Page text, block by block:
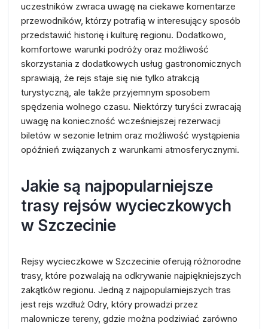
uczestników zwraca uwagę na ciekawe komentarze
przewodników, którzy potrafią w interesujący sposób
przedstawić historię i kulturę regionu. Dodatkowo,
komfortowe warunki podróży oraz możliwość
skorzystania z dodatkowych usług gastronomicznych
sprawiają, że rejs staje się nie tylko atrakcją
turystyczną, ale także przyjemnym sposobem
spędzenia wolnego czasu. Niektórzy turyści zwracają
uwagę na konieczność wcześniejszej rezerwacji
biletów w sezonie letnim oraz możliwość wystąpienia
opóźnień związanych z warunkami atmosferycznymi.
Jakie są najpopularniejsze
trasy rejsów wycieczkowych
w Szczecinie
Rejsy wycieczkowe w Szczecinie oferują różnorodne
trasy, które pozwalają na odkrywanie najpiękniejszych
zakątków regionu. Jedną z najpopularniejszych tras
jest rejs wzdłuż Odry, który prowadzi przez
malownicze tereny, gdzie można podziwiać zarówno